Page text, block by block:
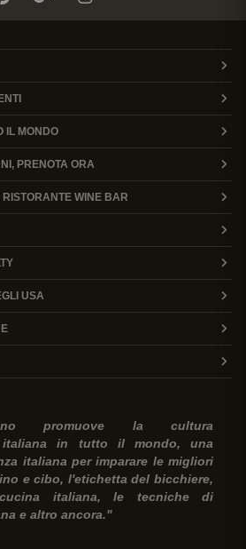
IL MONDO
PRENOTA ORA
WINE BAR
USA
promuove la cultura
italiana in tutto il mondo, una
italiana per imparare le migliori
e cibo, l'etichetta del bicchiere,
italiana, le tecniche di
e altro ancora."